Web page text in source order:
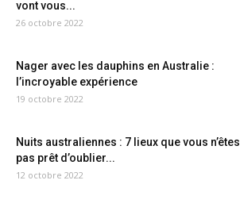
vont vous...
26 octobre 2022
Nager avec les dauphins en Australie :
l’incroyable expérience
19 octobre 2022
Nuits australiennes : 7 lieux que vous n’êtes
pas prêt d’oublier...
12 octobre 2022